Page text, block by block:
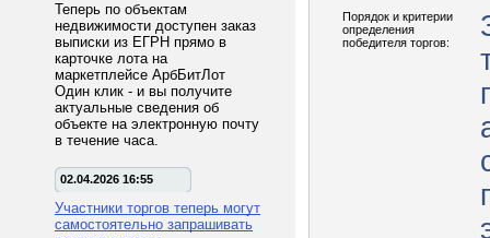
Теперь по объектам
недвижимости доступен заказ
выписки из ЕГРН прямо в
карточке лота на
маркетплейсе АрбБитЛот
Один клик - и вы получите
актуальные сведения об
объекте на электронную почту
в течение часа.
02.04.2026 16:55
Участники торгов теперь могут
самостоятельно запрашивать
Порядок и критерии
определения
победителя торгов: